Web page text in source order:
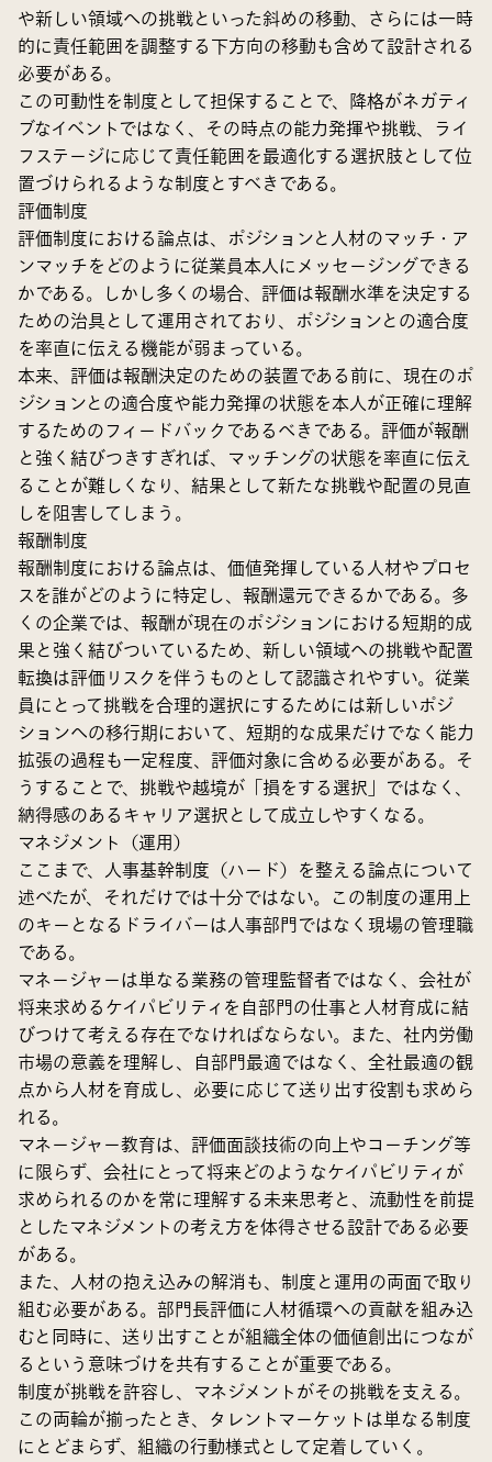
や新しい領域への挑戦といった斜めの移動、さらには一時
的に責任範囲を調整する下方向の移動も含めて設計される
必要がある。
この可動性を制度として担保することで、降格がネガティ
ブなイベントではなく、その時点の能力発揮や挑戦、ライ
フステージに応じて責任範囲を最適化する選択肢として位
置づけられるような制度とすべきである。
評価制度
評価制度における論点は、ポジションと人材のマッチ・ア
ンマッチをどのように従業員本人にメッセージングできる
かである。しかし多くの場合、評価は報酬水準を決定する
ための治具として運用されており、ポジションとの適合度
を率直に伝える機能が弱まっている。
本来、評価は報酬決定のための装置である前に、現在のポ
ジションとの適合度や能力発揮の状態を本人が正確に理解
するためのフィードバックであるべきである。評価が報酬
と強く結びつきすぎれば、マッチングの状態を率直に伝え
ることが難しくなり、結果として新たな挑戦や配置の見直
しを阻害してしまう。
報酬制度
報酬制度における論点は、価値発揮している人材やプロセ
スを誰がどのように特定し、報酬還元できるかである。多
くの企業では、報酬が現在のポジションにおける短期的成
果と強く結びついているため、新しい領域への挑戦や配置
転換は評価リスクを伴うものとして認識されやすい。従業
員にとって挑戦を合理的選択にするためには新しいポジ
ションへの移行期において、短期的な成果だけでなく能力
拡張の過程も一定程度、評価対象に含める必要がある。そ
うすることで、挑戦や越境が「損をする選択」ではなく、
納得感のあるキャリア選択として成立しやすくなる。
マネジメント（運用）
ここまで、人事基幹制度（ハード）を整える論点について
述べたが、それだけでは十分ではない。この制度の運用上
のキーとなるドライバーは人事部門ではなく現場の管理職
である。
マネージャーは単なる業務の管理監督者ではなく、会社が
将来求めるケイパビリティを自部門の仕事と人材育成に結
びつけて考える存在でなければならない。また、社内労働
市場の意義を理解し、自部門最適ではなく、全社最適の観
点から人材を育成し、必要に応じて送り出す役割も求めら
れる。
マネージャー教育は、評価面談技術の向上やコーチング等
に限らず、会社にとって将来どのようなケイパビリティが
求められるのかを常に理解する未来思考と、流動性を前提
としたマネジメントの考え方を体得させる設計である必要
がある。
また、人材の抱え込みの解消も、制度と運用の両面で取り
組む必要がある。部門長評価に人材循環への貢献を組み込
むと同時に、送り出すことが組織全体の価値創出につなが
るという意味づけを共有することが重要である。
制度が挑戦を許容し、マネジメントがその挑戦を支える。
この両輪が揃ったとき、タレントマーケットは単なる制度
にとどまらず、組織の行動様式として定着していく。